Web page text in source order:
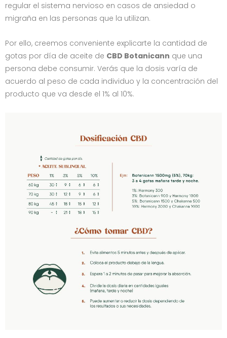
regular el sistema nervioso en casos de ansiedad o
migraña en las personas que la utilizan.
Por ello, creemos conveniente explicarte la cantidad de
gotas por día de aceite de CBD Botanicann que una
persona debe consumir. Verás que la dosis varía de
acuerdo al peso de cada individuo y la concentración del
producto que va desde el 1% al 10%.